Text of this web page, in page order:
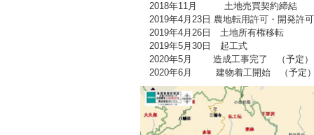
2018年11月 土地売買契約締結
2019年4月23日 農地転用許可・開発許可
2019年4月26日 土地所有権移転
2019年5月30日 起工式
2020年5月 造成工事完了 （予定）
2020年6月 建物着工開始 （予定